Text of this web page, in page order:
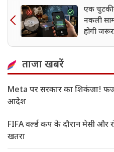
एक चुटकी
नकली
होगी
ताजा खबरें
Meta पर सरकार का शिकंजा!
आदेश
FIFA वर्ल्ड कप के दौरान मेसी और
खतरा